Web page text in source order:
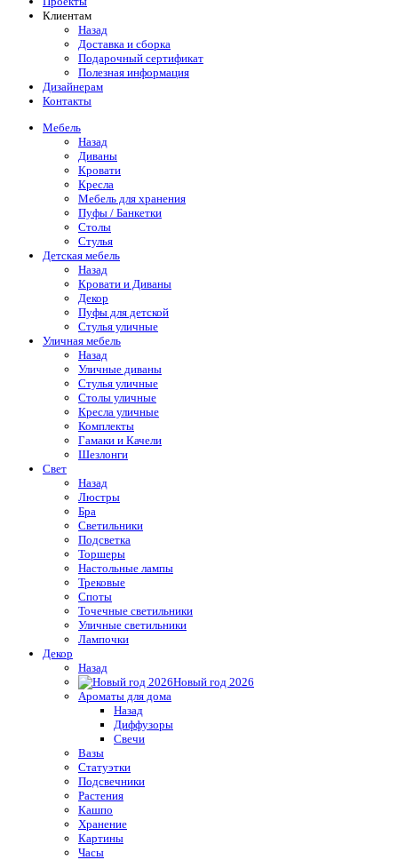
Клиентам
Назад
Доставка и сборка
Подарочный сертификат
Полезная информация
Дизайнерам
Контакты
Мебель
Назад
Диваны
Кровати
Кресла
Мебель для хранения
Пуфы / Банкетки
Столы
Стулья
Детская мебель
Назад
Кровати и Диваны
Декор
Пуфы для детской
Стулья уличные
Уличная мебель
Назад
Уличные диваны
Стулья уличные
Столы уличные
Кресла уличные
Комплекты
Гамаки и Качели
Шезлонги
Свет
Назад
Люстры
Бра
Светильники
Подсветка
Торшеры
Настольные лампы
Трековые
Споты
Точечные светильники
Уличные светильники
Лампочки
Декор
Назад
Новый год 2026
Ароматы для дома
Назад
Диффузоры
Свечи
Вазы
Статуэтки
Подсвечники
Растения
Кашпо
Хранение
Картины
Часы